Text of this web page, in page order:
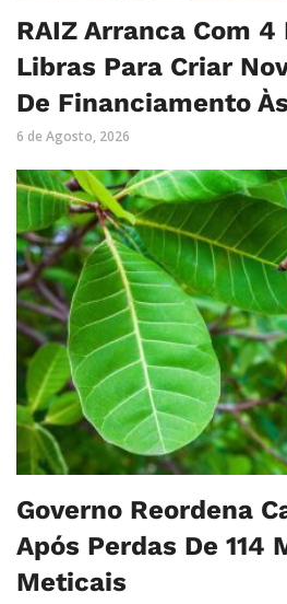
RAIZ Arranca Com 4
Libras Para Criar
De Financiamento
6 de Agosto, 2026
Governo Reordena
Após Perdas De 114
Meticais